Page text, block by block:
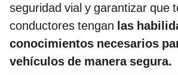
seguridad vial y garantizar que
conductores tengan las
conocimientos necesarios
vehículos de manera segura.